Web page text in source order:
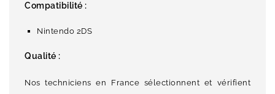
Compatibilité :
Nintendo 2DS
Qualité :
Nos techniciens en France sélectionnent et vérifient